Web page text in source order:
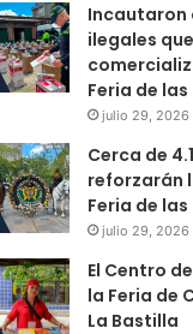
Incautaron
ilegales
Feria de las
julio 29, 2026
Cerca de
reforzarán
Feria de las
julio 29, 2026
El Centro
la Feria de
La Bastilla